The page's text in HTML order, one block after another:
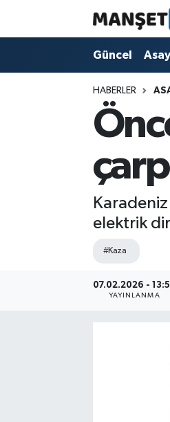
Güncel
HABERLER
elektrik
#Kaza
07.02.2026 -
YAYINLANMA